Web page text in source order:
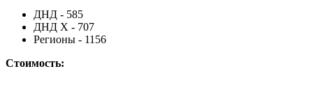
ДНД - 585
ДНД Х - 707
Регионы - 1156
Стоимость: